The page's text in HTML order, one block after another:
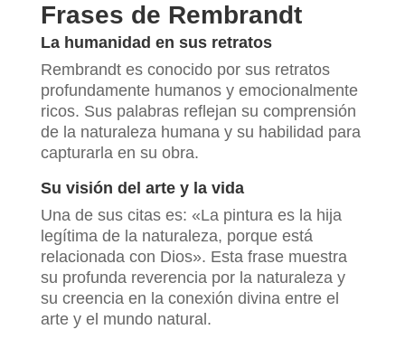
Frases de Rembrandt
La humanidad en sus retratos
Rembrandt es conocido por sus retratos
profundamente humanos y emocionalmente
ricos. Sus palabras reflejan su comprensión
de la naturaleza humana y su habilidad para
capturarla en su obra.
Su visión del arte y la vida
Una de sus citas es: «La pintura es la hija
legítima de la naturaleza, porque está
relacionada con Dios». Esta frase muestra
su profunda reverencia por la naturaleza y
su creencia en la conexión divina entre el
arte y el mundo natural.